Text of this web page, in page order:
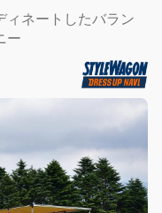
ィネートしたバラン
ー